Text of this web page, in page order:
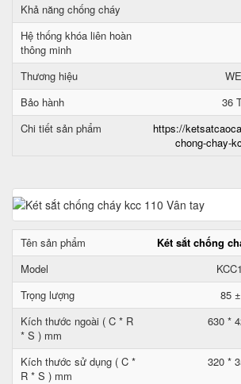
Khả năng chống cháy
Hệ thống khóa liên hoàn
thông minh
Thương hiệu
Bảo hành
36
Chi tiết sản phẩm
https://
chong-chay-
Tên sản phẩm
Két sắt chống
Model
Trọng lượng
85
Kích thước ngoài ( C * R
* S ) mm
630 *
Kích thước sử dụng ( C *
R * S ) mm
320 *